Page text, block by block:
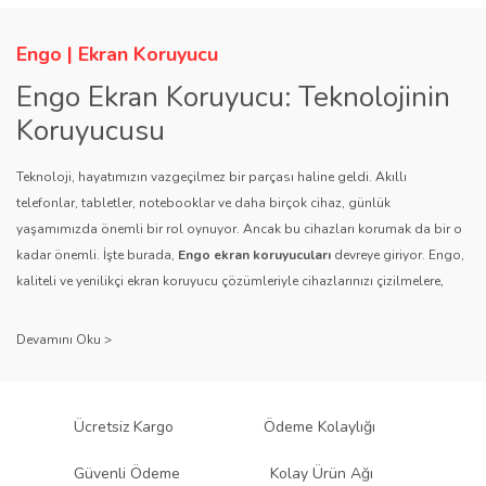
Engo | Ekran Koruyucu
Engo Ekran Koruyucu: Teknolojinin
Koruyucusu
Teknoloji, hayatımızın vazgeçilmez bir parçası haline geldi. Akıllı
telefonlar, tabletler, notebooklar ve daha birçok cihaz, günlük
yaşamımızda önemli bir rol oynuyor. Ancak bu cihazları korumak da bir o
kadar önemli. İşte burada, Engo ekran koruyucuları devreye giriyor. Engo,
kaliteli ve yenilikçi ekran koruyucu çözümleriyle cihazlarınızı çizilmelere,
sağlıyor.
Engo ekran koruyucuları
, uzun yıllara dayanan tecrübesi ve teknolojiye
ürününü titiz bir kalite kontrol sürecinden geçirir. Kullanıcı dostu tasarımı
Ücretsiz Kargo Ödeme Kolaylığı
Güvenli Ödeme Kolay Ürün Ağı